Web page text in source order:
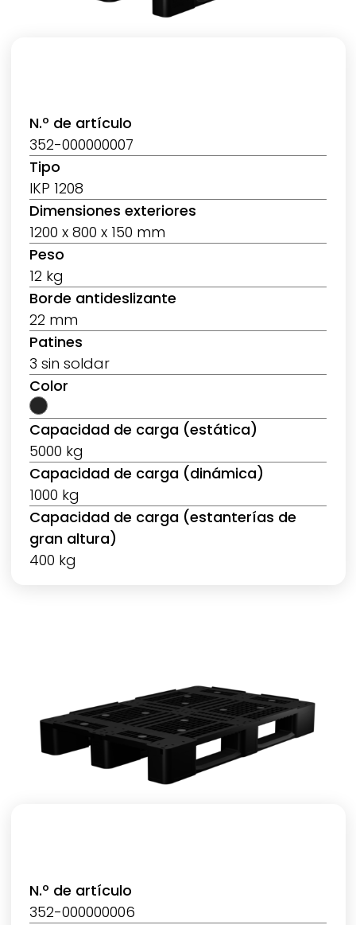
N.º de artículo
352-000000007
Tipo
IKP 1208
Dimensiones exteriores
1200 x 800 x 150 mm
Peso
12 kg
Borde antideslizante
22 mm
Patines
3 sin soldar
Color
Capacidad de carga (estática)
5000 kg
Capacidad de carga (dinámica)
1000 kg
Capacidad de carga (estanterías de
gran altura)
400 kg
N.º de artículo
352-000000006